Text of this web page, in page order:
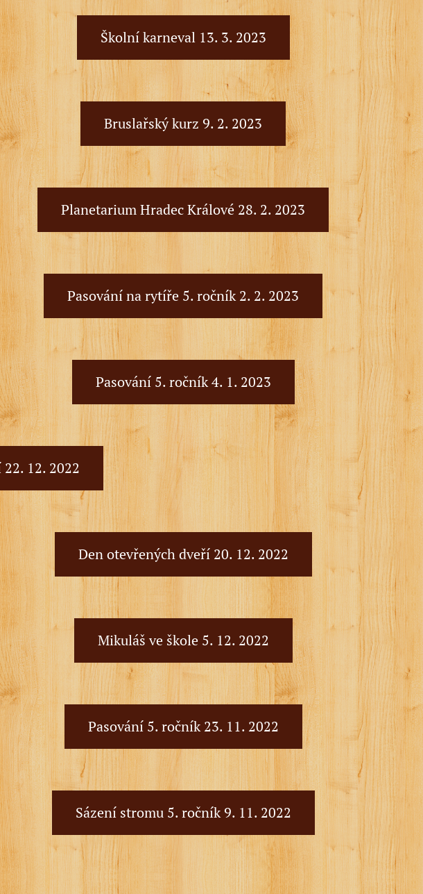
Školní karneval 13. 3. 2023
Bruslařský kurz 9. 2. 2023
Planetarium Hradec Králové 28. 2. 2023
Pasování na rytíře 5. ročník 2. 2. 2023
Pasování 5. ročník 4. 1. 2023
12. 2022
Den otevřených dveří 20. 12. 2022
Mikuláš ve škole 5. 12. 2022
Pasování 5. ročník 23. 11. 2022
Sázení stromu 5. ročník 9. 11. 2022